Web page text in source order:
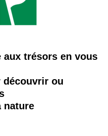
aux trésors en vous
ou
nature